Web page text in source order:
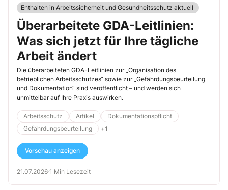
Enthalten in Arbeitssicherheit und Gesundheitsschutz aktuell
Überarbeitete GDA-Leitlinien:
Was sich jetzt für Ihre tägliche
Arbeit ändert
Die überarbeiteten GDA-Leitlinien zur „Organisation des
betrieblichen Arbeitsschutzes“ sowie zur „Gefährdungsbeurteilung
und Dokumentation“ sind veröffentlicht – und werden sich
unmittelbar auf Ihre Praxis auswirken.
Arbeitsschutz Artikel
Dokumentationspflicht
Gefährdungsbeurteilung
+1
Vorschau anzeigen
21.07.2026·1 Min Lesezeit